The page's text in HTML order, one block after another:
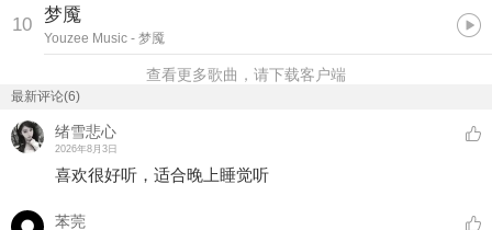
10 梦魇
Youzee Music - 梦魇
查看更多歌曲，请下载客户端
最新评论(6)
绪雪悲心
2026年8月3日
喜欢很好听，适合晚上睡觉听
苯莞